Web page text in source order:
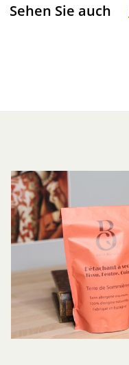
Sehen Sie auch